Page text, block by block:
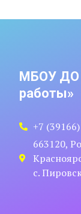
МБОУ ДО
работы»
+7
663120,
с.